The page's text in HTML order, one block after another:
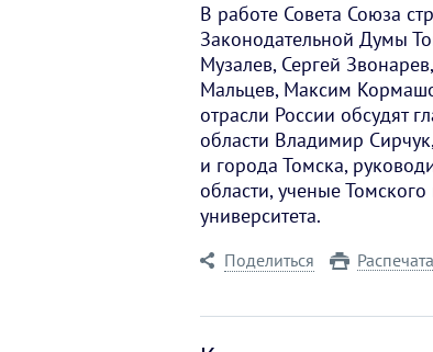
В работе Совета Союза
Законодательной Думы
Музалев, Сергей
Мальцев, Максим
отрасли России обсудят
области Владимир
и города Томска,
области, ученые Томского
университета.
Поделиться